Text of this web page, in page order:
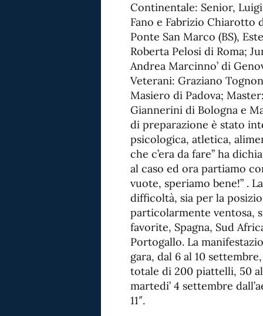
Continentale: Senior,
Fano e Fabrizio Chiarotto
Ponte San Marco (BS),
Roberta Pelosi di Roma;
Andrea Marcinno’ di
Veterani: Graziano
Masiero di Padova;
Giannerini di Bologna e
di preparazione è stato
psicologica, atletica,
che c’era da fare” ha
al caso ed ora partiamo
vuote, speriamo bene!” .
difficoltà, sia per la
particolarmente ventosa,
favorite, Spagna, Sud
Portogallo. La
gara, dal 6 al 10
totale di 200 piattelli, 50
martedi’ 4 settembre
11″.